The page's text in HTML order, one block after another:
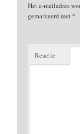
Het e-mailadres
gemarkeerd met *
Reactie